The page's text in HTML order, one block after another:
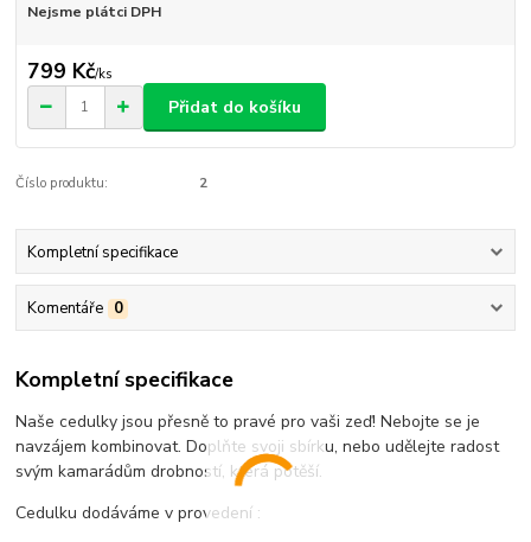
Nejsme plátci DPH
799 Kč/ks
Přidat do košíku
Číslo produktu: 2
Kompletní specifikace
Komentáře 0
Kompletní specifikace
Naše cedulky jsou přesně to pravé pro vaši zeď! Nebojte se je
navzájem kombinovat. Doplňte svoji sbírku, nebo udělejte radost
svým kamarádům drobností, která potěší.
Cedulku dodáváme v provedení :